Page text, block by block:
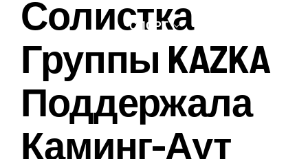
СПОРТ
Солистка
Группы KAZKA
Поддержала
Каминг-Аут